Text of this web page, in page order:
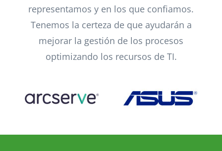
representamos y en los que confiamos.
Tenemos la certeza de que ayudarán a
mejorar la gestión de los procesos
optimizando los recursos de TI.